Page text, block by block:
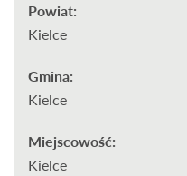
Powiat:
Kielce
Gmina:
Kielce
Miejscowość:
Kielce